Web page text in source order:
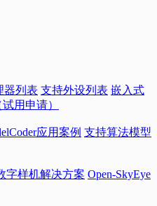
器列表 支持外设列表 嵌入式
用申请）
应用案例 支持算法模型
字样机解决方案 Open-SkyEye